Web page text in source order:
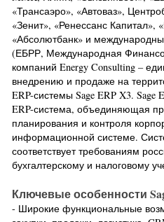
«Трансаэро», «Автоваз»,
«Зенит», «Ренессанс Капитал»,
«Абсолютбанк» и
(ЕБРР, Международная
компаний Energy Consulting –
внедрению и продаже на
ERP-системы Sage ERP X3.
ERP-система, объединяющая
планирования и контроля
информационной системе.
соответствует требованиям
бухгалтерскому и налоговому
Ключевые особенности
- Широкие функциональные